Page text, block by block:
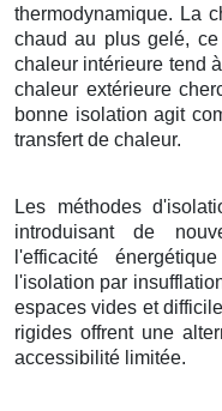
thermodynamique. La
chaud au plus gelé,
chaleur intérieure tend
chaleur extérieure
bonne isolation agit
transfert de chaleur.
Les méthodes
introduisant de
l'efficacité
l'isolation par
espaces vides et
rigides offrent une
accessibilité limitée.